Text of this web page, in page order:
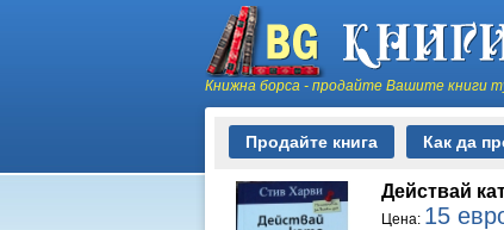
Книжна борса - продайте Вашите книги
Продайте книга Как да
Действай
Цена: 15